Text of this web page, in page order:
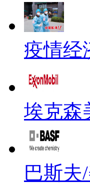
疫情经
埃克森
巴斯夫